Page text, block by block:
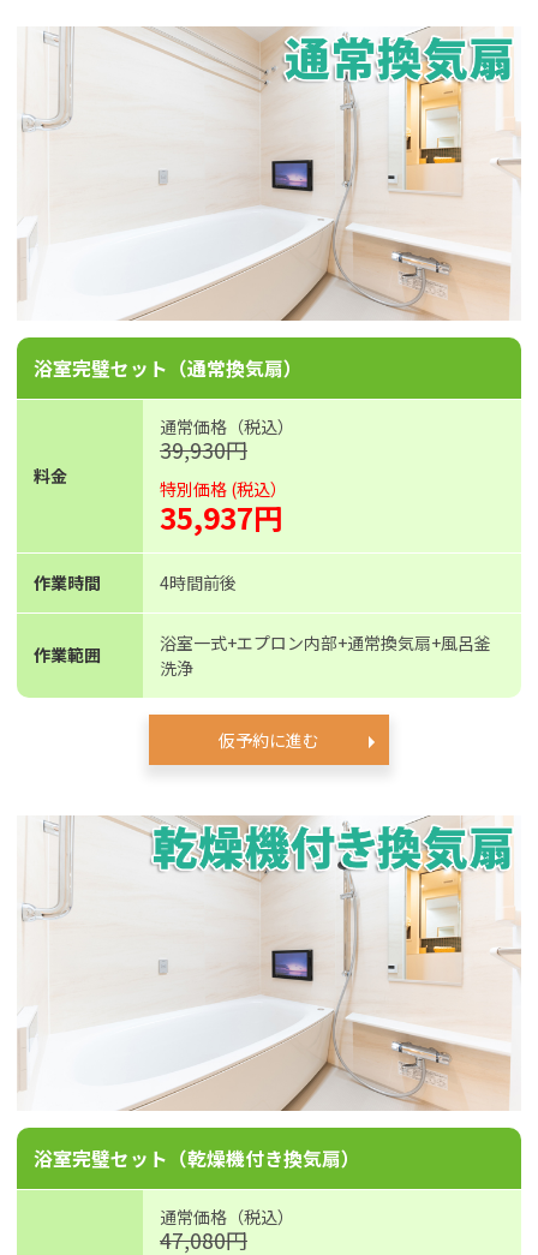
浴室完璧セット（通常換気扇）
料金
通常価格（税込）
39,930円
特別価格 (税込）
35,937円
作業時間 4時間前後
作業範囲
浴室一式+エプロン内部+通常換気扇+風呂釜
洗浄
仮予約に進む
浴室完璧セット（乾燥機付き換気扇）
通常価格（税込）
47,080円